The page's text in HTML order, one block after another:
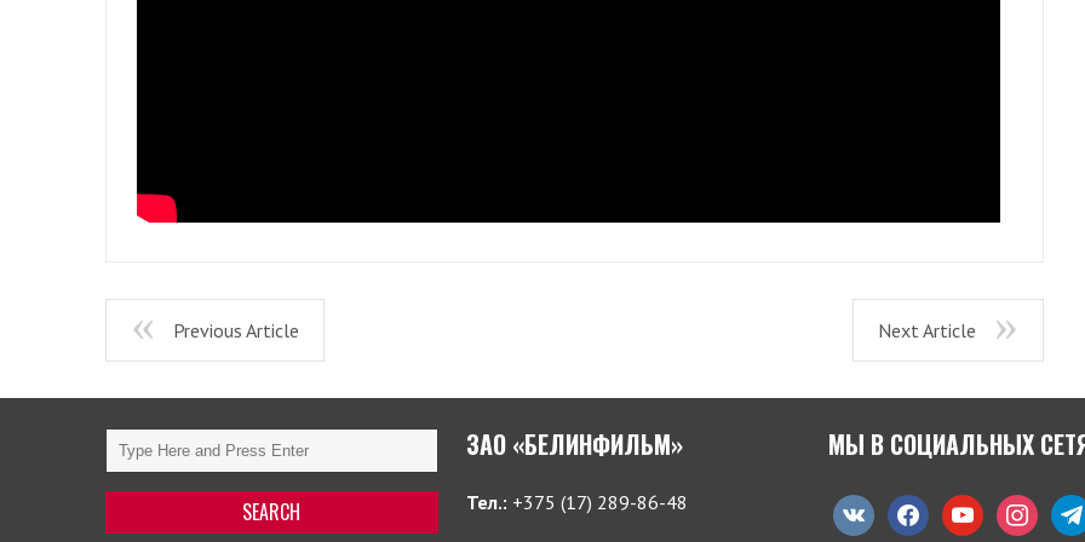
Previous Article Next Article
ЗАО «БЕЛИНФИЛЬМ»
Тел.: +375 (17) 289-86-48
МЫ В СОЦИАЛЬНЫХ
vkontaktefacebookyoutube instagram